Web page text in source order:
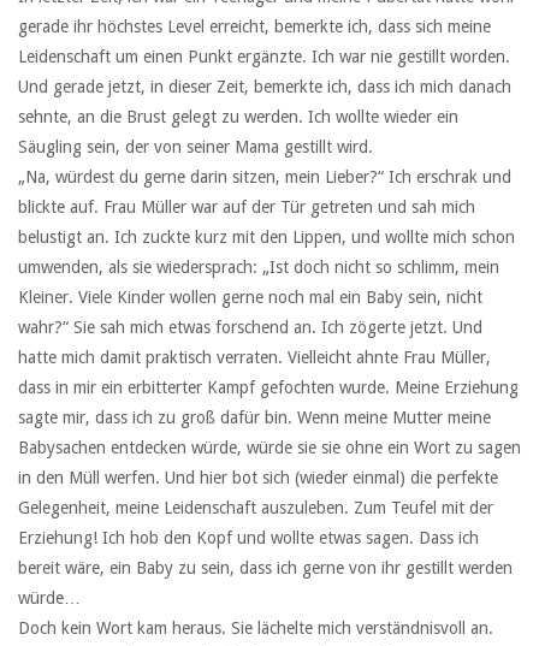
gerade ihr höchstes Level erreicht, bemerkte ich, dass sich meine
Leidenschaft um einen Punkt ergänzte. Ich war nie gestillt worden.
Und gerade jetzt, in dieser Zeit, bemerkte ich, dass ich mich danach
sehnte, an die Brust gelegt zu werden. Ich wollte wieder ein
Säugling sein, der von seiner Mama gestillt wird.
„Na, würdest du gerne darin sitzen, mein Lieber?“ Ich erschrak und
blickte auf. Frau Müller war auf der Tür getreten und sah mich
belustigt an. Ich zuckte kurz mit den Lippen, und wollte mich schon
umwenden, als sie wiedersprach: „Ist doch nicht so schlimm, mein
Kleiner. Viele Kinder wollen gerne noch mal ein Baby sein, nicht
wahr?“ Sie sah mich etwas forschend an. Ich zögerte jetzt. Und
hatte mich damit praktisch verraten. Vielleicht ahnte Frau Müller,
dass in mir ein erbitterter Kampf gefochten wurde. Meine Erziehung
sagte mir, dass ich zu groß dafür bin. Wenn meine Mutter meine
Babysachen entdecken würde, würde sie sie ohne ein Wort zu sagen
in den Müll werfen. Und hier bot sich (wieder einmal) die perfekte
Gelegenheit, meine Leidenschaft auszuleben. Zum Teufel mit der
Erziehung! Ich hob den Kopf und wollte etwas sagen. Dass ich
bereit wäre, ein Baby zu sein, dass ich gerne von ihr gestillt werden
würde…
Doch kein Wort kam heraus. Sie lächelte mich verständnisvoll an.